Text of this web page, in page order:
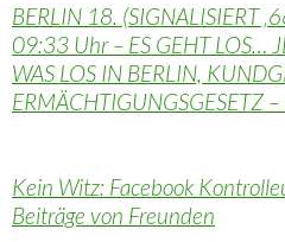
BERLIN 18. (SIGNALISIERT
09:33 Uhr – ES GEHT LOS…
WAS LOS IN BERLIN,
ERMÄCHTIGUNGSGESETZ
Kein Witz: Facebook
Beiträge von Freunden